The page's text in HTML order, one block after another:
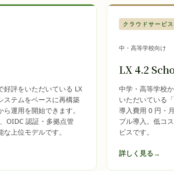
好評をいただいている LX
ステムをベースに再構築
運用を開始できます。
OIDC 認証・多拠点管
上位モデルです。
クラウドサービス
中・高等学校向け
LX 4.2
中学・高等学校
いただいている
導入費用 0 円・
プル導入。低コ
ビスです。
詳しく見る→